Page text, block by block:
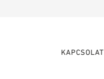
KAPCSOLAT